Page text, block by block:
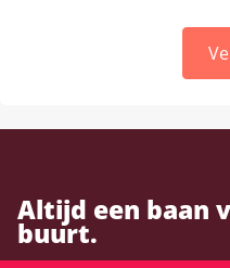
Altijd een baan
buurt.